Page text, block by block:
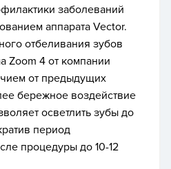
заболеваний
аппарата Vector.
отбеливания зубов
Zoom 4 от компании
от предыдущих
бережное воздействие
осветлить зубы до
период
процедуры до 10-12